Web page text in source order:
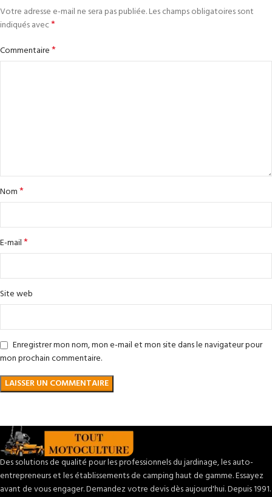
Votre adresse e-mail ne sera pas publiée.Les champs obligatoires sont
indiqués avec*
Commentaire*
Nom*
E-mail*
Site web
Enregistrer mon nom, mon e-mail et mon site dans le navigateur pour
mon prochain commentaire.
Des solutions de qualité pour les professionnels du jardinage, les auto-
entrepreneurs et les établissements de camping haut de gamme. Essayez
avant de vous engager. Demandez votre devis dès aujourd'hui. Depuis 1991.